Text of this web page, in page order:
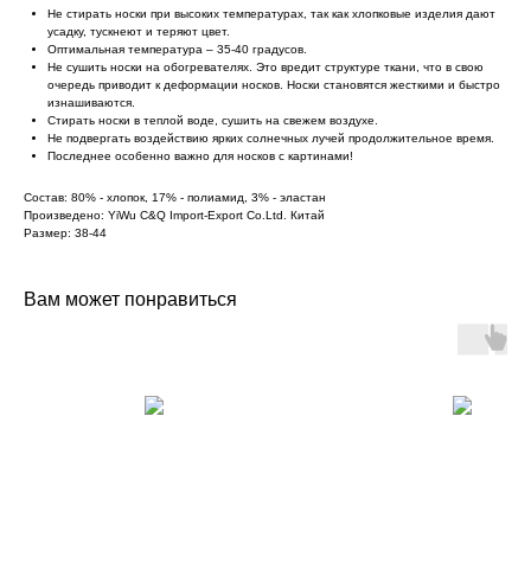
Не стирать носки при высоких температурах, так как хлопковые изделия дают
усадку, тускнеют и теряют цвет.
Оптимальная температура – 35-40 градусов.
Не сушить носки на обогревателях. Это вредит структуре ткани, что в свою
очередь приводит к деформации носков. Носки становятся жесткими и быстро
изнашиваются.
Стирать носки в теплой воде, сушить на свежем воздухе.
Не подвергать воздействию ярких солнечных лучей продолжительное время.
Последнее особенно важно для носков с картинами!
Состав: 80% - хлопок, 17% - полиамид, 3% - эластан
Произведено: YiWu C&Q Import-Export Co.Ltd. Китай
Размер: 38-44
Вам может понравиться